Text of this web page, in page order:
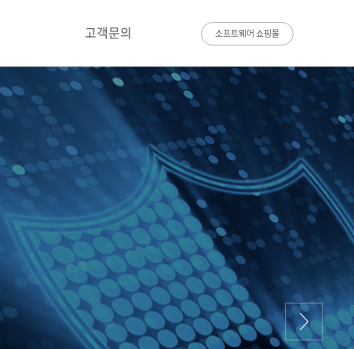
소프트웨어 쇼핑몰
고객문의
주요공급실적
문의하기